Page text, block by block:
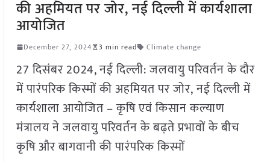
की अहमियत पर जोर, नई दिल्ली में कार्यशाला
आयोजित
December 27, 2024 3 min read Climate change
27 दिसंबर 2024, नई दिल्ली: जलवायु परिवर्तन के दौर
में पारंपरिक किस्मों की अहमियत पर जोर, नई दिल्ली में
कार्यशाला आयोजित – कृषि एवं किसान कल्याण
मंत्रालय ने जलवायु परिवर्तन के बढ़ते प्रभावों के बीच
कृषि और बागवानी की पारंपरिक किस्मों